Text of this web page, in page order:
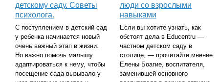
детскому саду. Советы
психолога.
С поступлением в детский сад
у ребенка начинается новый
очень важный этап в жизни.
Но важно помочь малышу
адаптироваться к нему, чтобы
посещение сада вызывало у
люди со взрослыми
навыками
Если вы хотите узнать, как
обстоят дела в Educentru —
частном детском саду в
столице, — прочитайте мнение
Елены Боагие, воспитателя,
заменившей основного